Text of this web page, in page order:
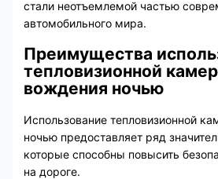
стали неотъемлемой частью
автомобильного мира.
Преимущества
тепловизионной
вождения ночью
Использование тепловизионной
ночью предоставляет ряд
которые способны повысить
на дороге.